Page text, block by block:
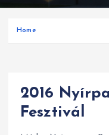
e
Home
2016
Fesztivál